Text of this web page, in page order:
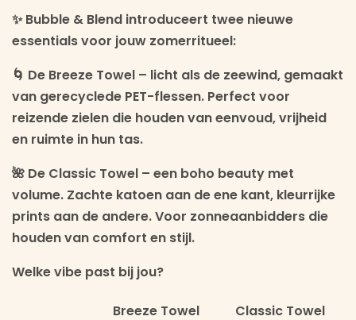
✨Bubble & Blend introduceert twee nieuwe
essentials voor jouw zomerritueel:
🌀 De Breeze Towel – licht als de zeewind, gemaakt
van gerecyclede PET-flessen. Perfect voor
reizende zielen die houden van eenvoud, vrijheid
en ruimte in hun tas.
🌺 De Classic Towel – een boho beauty met
volume. Zachte katoen aan de ene kant, kleurrijke
prints aan de andere. Voor zonneaanbidders die
houden van comfort en stijl.
Welke vibe past bij jou?
Breeze Towel Classic Towel